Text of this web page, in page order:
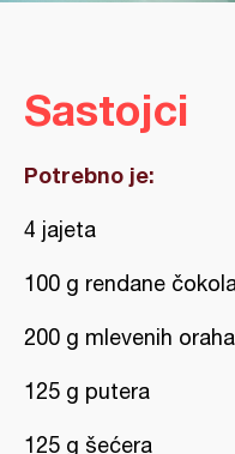
Sastojci
Potrebno je:
4 jajeta
100 g rendane
200 g mlevenih oraha
125 g putera
125 g šećera